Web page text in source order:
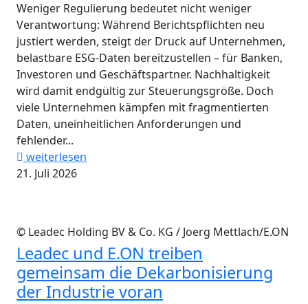
Weniger Regulierung bedeutet nicht weniger
Verantwortung: Während Berichtspflichten neu
justiert werden, steigt der Druck auf Unternehmen,
belastbare ESG-Daten bereitzustellen – für Banken,
Investoren und Geschäftspartner. Nachhaltigkeit
wird damit endgültig zur Steuerungsgröße. Doch
viele Unternehmen kämpfen mit fragmentierten
Daten, uneinheitlichen Anforderungen und
fehlender...
weiterlesen
21. Juli 2026
© Leadec Holding BV & Co. KG / Joerg Mettlach/E.ON
Leadec und E.ON treiben
gemeinsam die Dekarbonisierung
der Industrie voran